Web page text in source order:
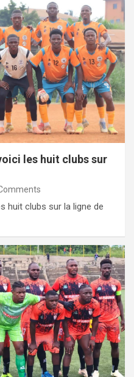
les huit clubs sur
huit clubs sur la ligne de